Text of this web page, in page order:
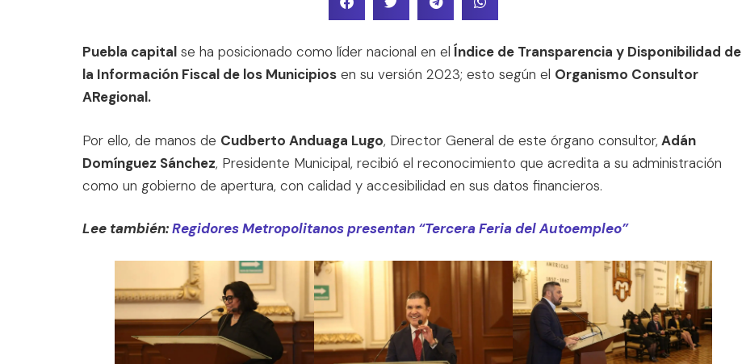
Puebla capital se ha posicionado como líder nacional en el Índice de Transparencia y Disponibilidad de
la Información Fiscal de los Municipios en su versión 2023; esto según el Organismo Consultor
ARegional.
Por ello, de manos de Cudberto Anduaga Lugo, Director General de este órgano consultor, Adán
Domínguez Sánchez, Presidente Municipal, recibió el reconocimiento que acredita a su administración
como un gobierno de apertura, con calidad y accesibilidad en sus datos financieros.
Lee también:Regidores Metropolitanos presentan “Tercera Feria del Autoempleo”